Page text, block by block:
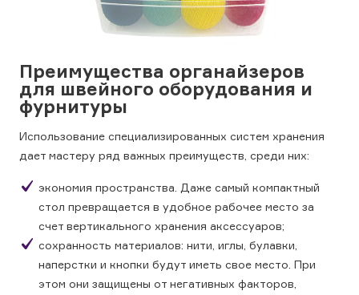
Преимущества органайзеров
для швейного оборудования и
фурнитуры
Использование специализированных систем хранения
дает мастеру ряд важных преимуществ, среди них:
экономия пространства. Даже самый компактный
стол превращается в удобное рабочее место за
счет вертикального хранения аксессуаров;
сохранность материалов: нити, иглы, булавки,
наперстки и кнопки будут иметь свое место. При
этом они защищены от негативных факторов,